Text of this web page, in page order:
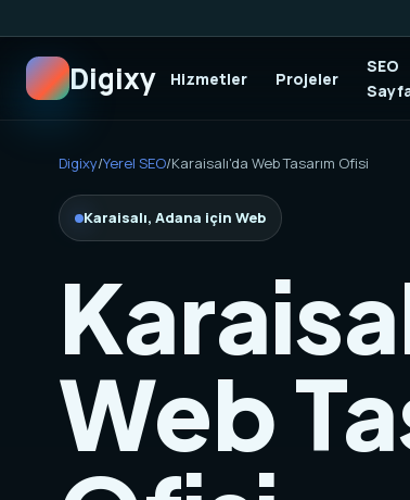
Digixy Hizmetler Projeler
SEO
Digixy/Yerel SEO/Karaisalı'da Web Tasarım Ofisi
Karaisalı, Adana için Web
Web